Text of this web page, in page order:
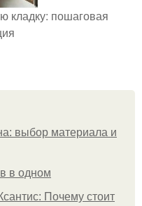
кладку: пошаговая
выбор материала и
в одном
Почему стоит